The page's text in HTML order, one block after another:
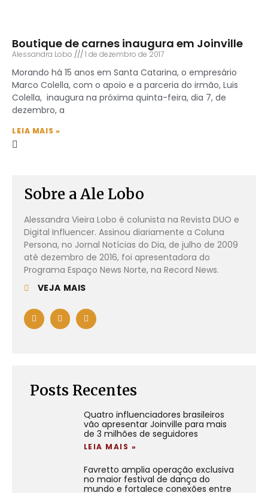
Boutique de carnes inaugura em Joinville
Alessandra Lobo 1 de dezembro de 2017
Morando há 15 anos em Santa Catarina, o empresário
Marco Colella, com o apoio e a parceria do irmão, Luis
Colella, inaugura na próxima quinta-feira, dia 7, de
dezembro, a
LEIA MAIS »
Sobre a Ale Lobo
Alessandra Vieira Lobo é colunista na Revista DUO e
Digital Influencer. Assinou diariamente a Coluna
Persona, no Jornal Notícias do Dia, de julho de 2009
até dezembro de 2016, foi apresentadora do
Programa Espaço News Norte, na Record News.
VEJA MAIS
Posts Recentes
Quatro influenciadores brasileiros
vão apresentar Joinville para mais
de 3 milhões de seguidores
LEIA MAIS »
Favretto amplia operação exclusiva
no maior festival de dança do
mundo e fortalece conexões entre